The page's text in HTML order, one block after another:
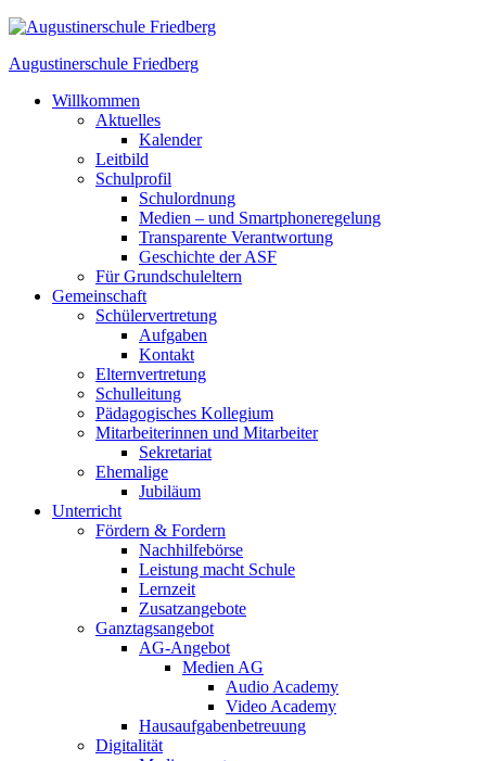
Augustinerschule Friedberg
Willkommen
Aktuelles
Kalender
Leitbild
Schulprofil
Schulordnung
Medien – und Smartphoneregelung
Transparente Verantwortung
Geschichte der ASF
Für Grundschuleltern
Gemeinschaft
Schülervertretung
Aufgaben
Kontakt
Elternvertretung
Schulleitung
Pädagogisches Kollegium
Mitarbeiterinnen und Mitarbeiter
Sekretariat
Ehemalige
Jubiläum
Unterricht
Fördern & Fordern
Nachhilfebörse
Leistung macht Schule
Lernzeit
Zusatzangebote
Ganztagsangebot
AG-Angebot
Medien AG
Audio Academy
Video Academy
Hausaufgabenbetreuung
Digitalität